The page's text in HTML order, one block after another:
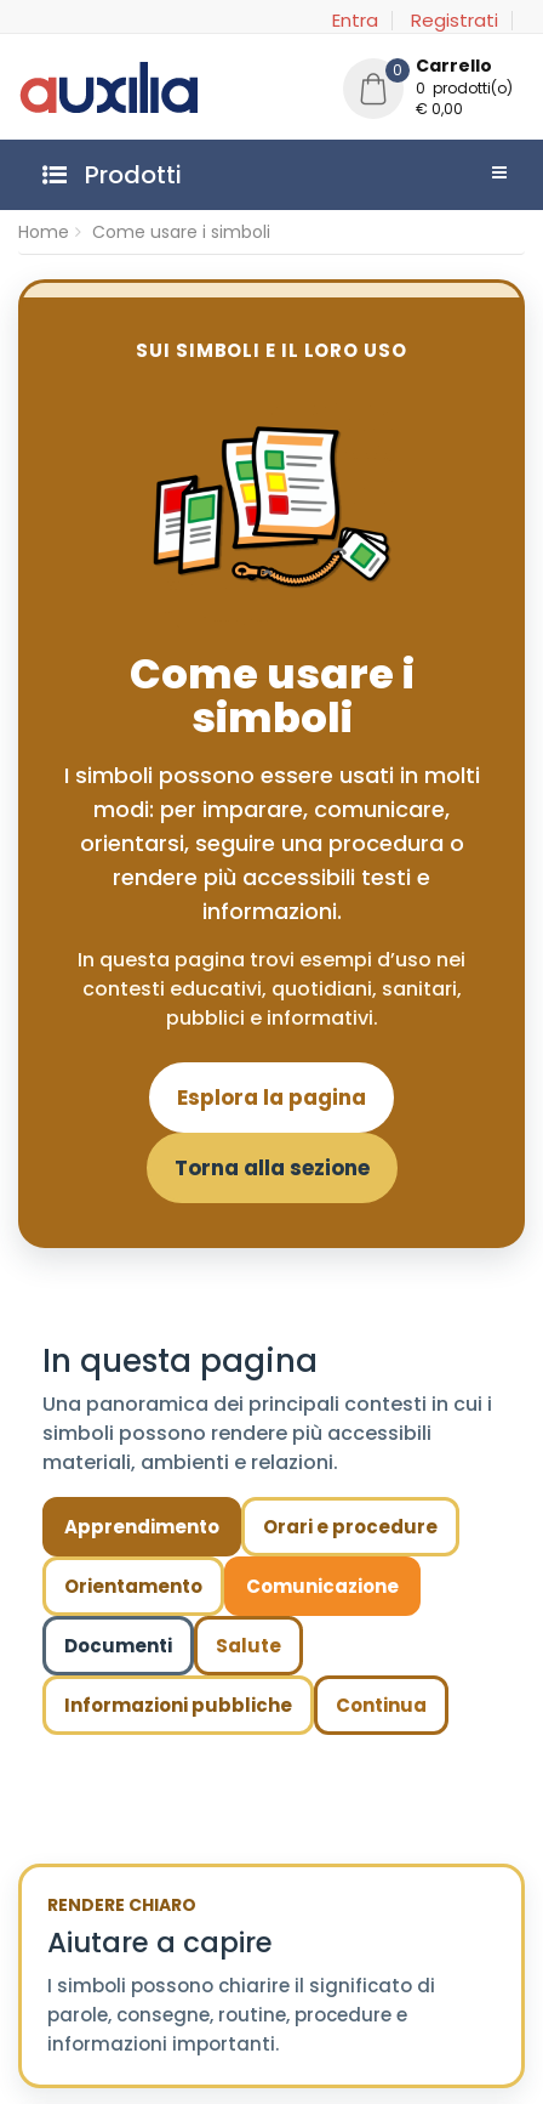
Entra Registrati
0 Carrello
0 prodotti(o)
€ 0,00
Prodotti
Home Come usare i simboli
SUI SIMBOLI E IL LORO USO
Come usare i
simboli
I simboli possono essere usati in molti
modi: per imparare, comunicare,
orientarsi, seguire una procedura o
rendere più accessibili testi e
informazioni.
In questa pagina trovi esempi d’uso nei
contesti educativi, quotidiani, sanitari,
pubblici e informativi.
Esplora la pagina
Torna alla sezione
In questa pagina
Una panoramica dei principali contesti in cui i
simboli possono rendere più accessibili
materiali, ambienti e relazioni.
Apprendimento Orari e procedure
Orientamento Comunicazione
Documenti Salute
Informazioni pubbliche Continua
RENDERE CHIARO
Aiutare a capire
I simboli possono chiarire il significato di
parole, consegne, routine, procedure e
informazioni importanti.